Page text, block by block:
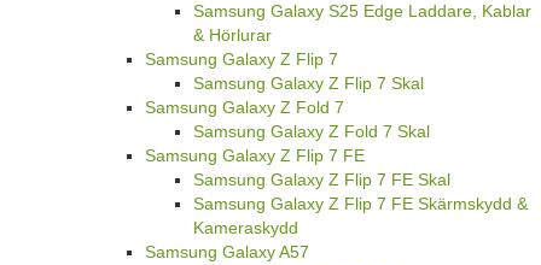
Samsung Galaxy S25 Edge Laddare, Kablar
& Hörlurar
Samsung Galaxy Z Flip 7
Samsung Galaxy Z Flip 7 Skal
Samsung Galaxy Z Fold 7
Samsung Galaxy Z Fold 7 Skal
Samsung Galaxy Z Flip 7 FE
Samsung Galaxy Z Flip 7 FE Skal
Samsung Galaxy Z Flip 7 FE Skärmskydd &
Kameraskydd
Samsung Galaxy A57